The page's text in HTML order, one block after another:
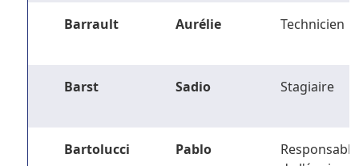
Barrault Aurélie Technicien
Barst Sadio Stagiaire
Bartolucci Pablo
Responsable